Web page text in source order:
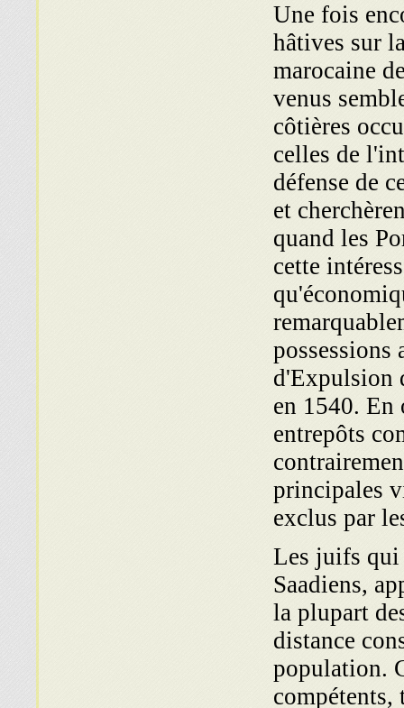
Une fois
hâtives sur
marocaine
venus
côtières
celles de
défense de
et
quand les
cette
d'Expulsion
en 1540. En
entrepôts
principales
exclus par
Les juifs qui
Saadiens,
la plupart
distance
population.
compétents,